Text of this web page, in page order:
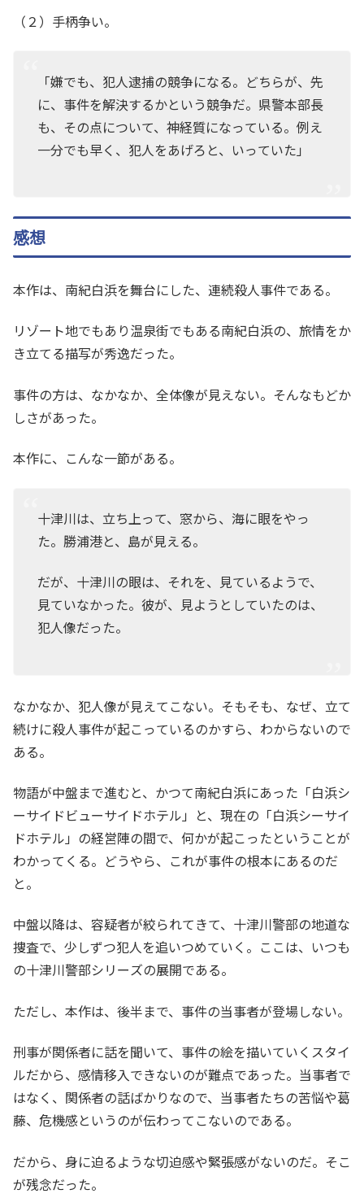
（２）手柄争い。
「嫌でも、犯人逮捕の競争になる。どちらが、先
に、事件を解決するかという競争だ。県警本部長
も、その点について、神経質になっている。例え
一分でも早く、犯人をあげろと、いっていた」
感想
本作は、南紀白浜を舞台にした、連続殺人事件である。
リゾート地でもあり温泉街でもある南紀白浜の、旅情をか
き立てる描写が秀逸だった。
事件の方は、なかなか、全体像が見えない。そんなもどか
しさがあった。
本作に、こんな一節がある。
十津川は、立ち上って、窓から、海に眼をやっ
た。勝浦港と、島が見える。
だが、十津川の眼は、それを、見ているようで、
見ていなかった。彼が、見ようとしていたのは、
犯人像だった。
なかなか、犯人像が見えてこない。そもそも、なぜ、立て
続けに殺人事件が起こっているのかすら、わからないので
ある。
物語が中盤まで進むと、かつて南紀白浜にあった「白浜シ
ーサイドビューサイドホテル」と、現在の「白浜シーサイ
ドホテル」の経営陣の間で、何かが起こったということが
わかってくる。どうやら、これが事件の根本にあるのだ
と。
中盤以降は、容疑者が絞られてきて、十津川警部の地道な
捜査で、少しずつ犯人を追いつめていく。ここは、いつも
の十津川警部シリーズの展開である。
ただし、本作は、後半まで、事件の当事者が登場しない。
刑事が関係者に話を聞いて、事件の絵を描いていくスタイ
ルだから、感情移入できないのが難点であった。当事者で
はなく、関係者の話ばかりなので、当事者たちの苦悩や葛
藤、危機感というのが伝わってこないのである。
だから、身に迫るような切迫感や緊張感がないのだ。そこ
が残念だった。